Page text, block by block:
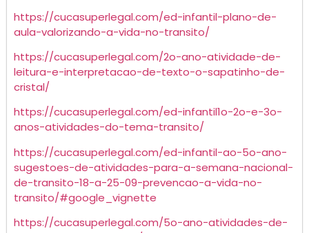
https://cucasuperlegal.com/ed-infantil-plano-de-
aula-valorizando-a-vida-no-transito/
https://cucasuperlegal.com/2o-ano-atividade-de-
leitura-e-interpretacao-de-texto-o-sapatinho-de-
cristal/
https://cucasuperlegal.com/ed-infantil1o-2o-e-3o-
anos-atividades-do-tema-transito/
https://cucasuperlegal.com/ed-infantil-ao-5o-ano-
sugestoes-de-atividades-para-a-semana-nacional-
de-transito-18-a-25-09-prevencao-a-vida-no-
transito/#google_vignette
https://cucasuperlegal.com/5o-ano-atividades-de-